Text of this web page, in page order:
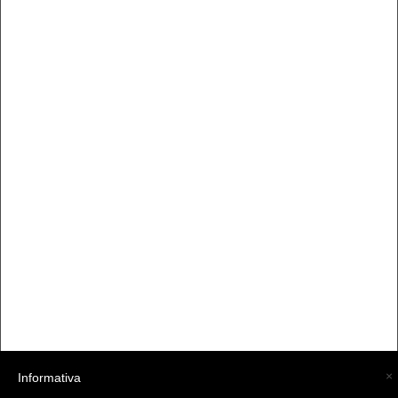
×
Informativa